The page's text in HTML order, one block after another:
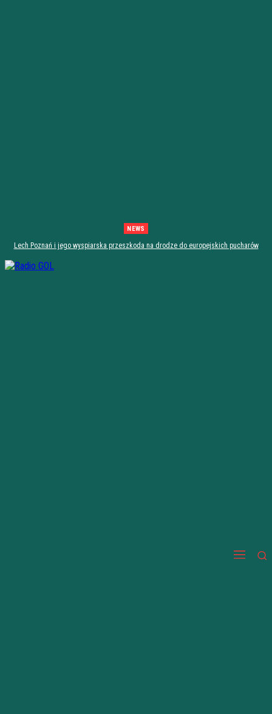
NEWS
Lech Poznań i jego wyspiarska przeszkoda na drodze do europejskich pucharów